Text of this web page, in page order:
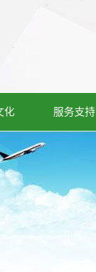
化 服务支持